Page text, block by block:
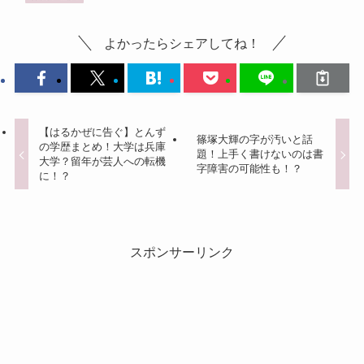
よかったらシェアしてね！
【はるかぜに告ぐ】とんず
の学歴まとめ！大学は兵庫
大学？留年が芸人への転機
に！？
篠塚大輝の字が汚いと話
題！上手く書けないのは書
字障害の可能性も！？
スポンサーリンク